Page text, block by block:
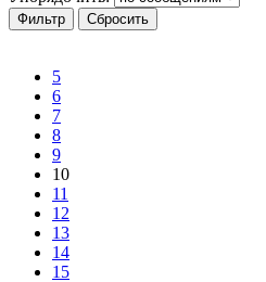
5
6
7
8
9
10
11
12
13
14
15